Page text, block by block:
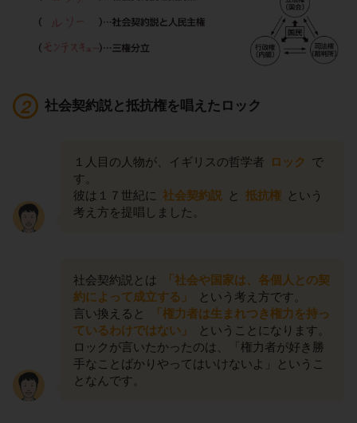
社会契約説と抵抗権を唱えたロック
１人目の人物が、イギリスの哲学者 ロック で
す。
彼は１７世紀に 社会契約説 と 抵抗権 という
考え方を提唱しました。
社会契約説とは
「社会や国家は、各個人との契
約によって成立する」
という考え方です。
言い換えると
「権力者は生まれつき権力を持っ
ているわけではない」
ということになります。
ロックが言いたかったのは、「権力者が好き勝
手なことばかりやってはいけないよ」というこ
となんです。